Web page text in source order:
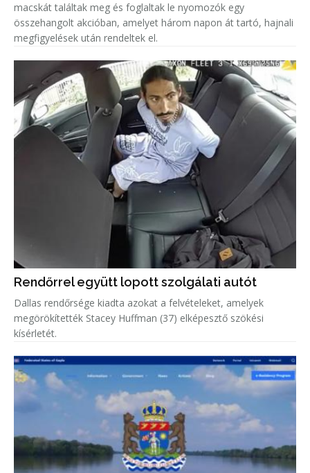
macskát találtak meg és foglaltak le nyomozók egy
összehangolt akcióban, amelyet három napon át tartó, hajnali
megfigyelések után rendeltek el.
Rendőrrel együtt lopott szolgálati autót
Dallas rendőrsége kiadta azokat a felvételeket, amelyek
megörökítették Stacey Huffman (37) elképesztő szökési
kísérletét.